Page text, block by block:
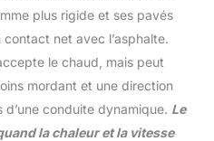
plus rigide et ses pavés
net avec l’asphalte.
le chaud, mais peut
mordant et une direction
conduite dynamique. Le
la chaleur et la vitesse